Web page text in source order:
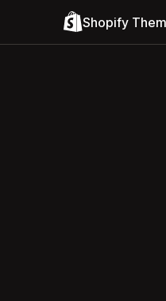
Shopify